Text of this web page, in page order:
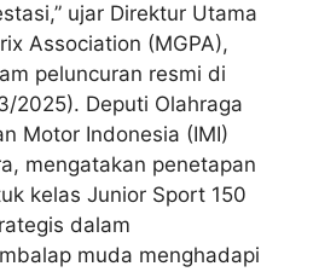
ujar Direktur Utama
Association (MGPA),
peluncuran resmi di
2025). Deputi Olahraga
Motor Indonesia (IMI)
mengatakan penetapan
kelas Junior Sport 150
dalam
muda menghadapi